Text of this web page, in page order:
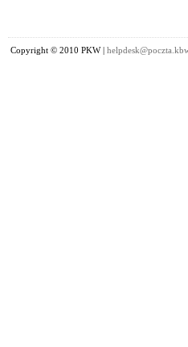
Copyright © 2010 PKW |